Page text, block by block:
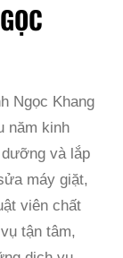
Ngọc Khang
năm kinh
và lắp
máy giặt,
viên chất
tận tâm,